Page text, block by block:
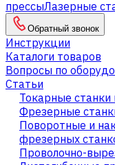
прессыЛазерные
Обратный звонок
Инструкции
Каталоги товаров
Вопросы по
Статьи
Токарные
Фрезерные
Поворотные и
фрезерных
Проволочно-